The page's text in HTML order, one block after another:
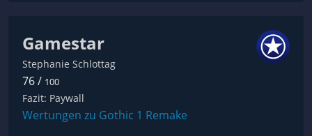
Gamestar
Stephanie Schlottag
76 / 100
Fazit: Paywall
Wertungen zu Gothic 1 Remake